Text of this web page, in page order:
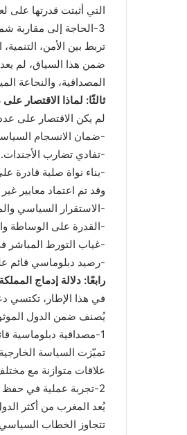
التي أثبتت قدرتها على
3-الحاجة إلى مقاربة شمولية للسلم
تربط بين الأمن،
ضمن هذا السياق، لم
المصداقية، والنجاعة
ثالثًا: لماذا الاقتصار
لم يكن الاقتصار على
-ضمان الانسجام
-تفادي تضارب الأجندات.
-بناء نواة صلبة قادرة
وقد تم اعتماد معايير
-الاستقرار السياسي
-القدرة على الوساطة
-غياب التورط المباشر
-رصيد دبلوماسي قائم
رابعًا: دلالة إدماج
في هذا الإطار، تكتسي
يُصنف ضمن الدول
1-مصداقية دبلوماسية قائمة على التوازن
تميّزت السياسة
علاقات متوازنة مع
2-تجربة عملية في حفظ السلام
يُعد المغرب من أكثر
تتجاوز الخطاب